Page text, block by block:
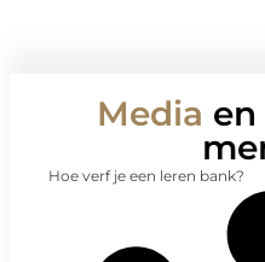
Media
Hoe verf je een leren bank?